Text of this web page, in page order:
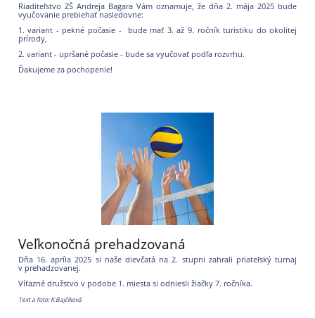
Riaditeľstvo ZŠ Andreja Bagara Vám oznamuje, že dňa 2. mája 2025 bude
vyučovanie prebiehať nasledovne:
1. variant - pekné počasie - bude mať 3. až 9. ročník turistiku do okolitej
prírody,
2. variant - upršané počasie - bude sa vyučovať podľa rozvrhu.
Ďakujeme za pochopenie!
Veľkonočná prehadzovaná
Dňa 16. apríla 2025 si naše dievčatá na 2. stupni zahrali priateľský turnaj
v prehadzovanej.
Víťazné družstvo v podobe 1. miesta si odniesli žiačky 7. ročníka.
Text a foto: K.Bajčíková